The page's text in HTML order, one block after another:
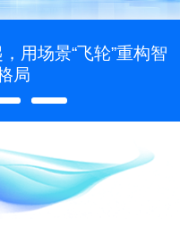
用场景“飞轮”重构智
局